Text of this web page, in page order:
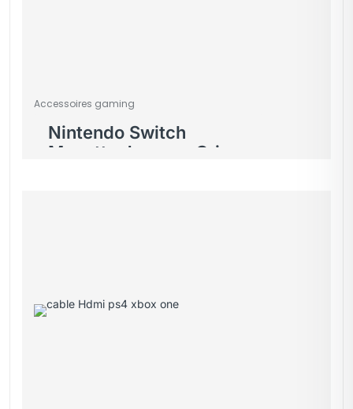
Accessoires gaming
Nintendo Switch
Manette Joy-con Grips